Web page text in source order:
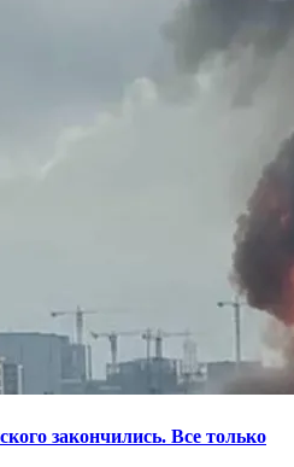
закончились. Все только